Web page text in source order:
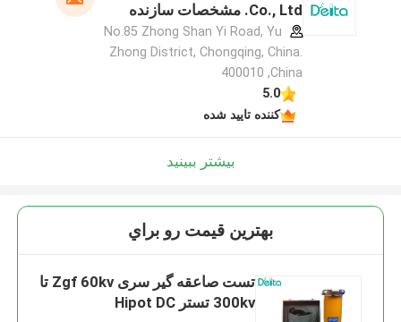
Co., Ltd. مشخصات سازنده
No.85 Zhong Shan Yi Road, Yu
Zhong District, Chongqing, China.
400010 ,China
5.0
کننده تایید شده
بیشتر ببینید
بهترين قيمت رو براي
تست صاعقه گیر سری Zgf 60kv تا
300kv تستر Hipot DC